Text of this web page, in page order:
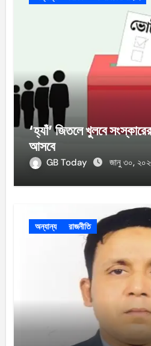
‘হ্যাঁ’ জিতলে খুলবে
আসবে
GB Today জানু ৩০,
অন্যান্য রাজনীতি